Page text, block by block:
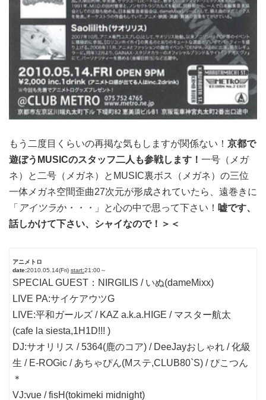
もう二度目くらいの再掲な気もしますが関係ない！ 京都で
遊ぼうMUSICのスタッフ二人も参戦します！ 一号（メガ
ネ）と二号（メガネ）とMUSIC裏ボス（メガネ）の三位
一体メガネ空間歪曲27次元が形成されていたら、遠巻きに
「 アイツラか・・・ 」と心の中で思って下さい！ 嘘です、
話しかけて下さい、シャイなので！＞＜
アニメトロ
date:2010.05.14(Fri) start:21:00～
SPECIAL GUEST：NIRGILIS / いぬ(dameMixx)
LIVE PA:サイケアウツG
LIVE:平和ガールズ / KAZ a.k.a.HIGE / マスター航太
(cafe la siesta,1H1D!!! )
DJ:サオリリス / 5364(鹿のコア) / DeeJayおしゃれ / 化級
生 / E-ROGic / あちゃぴん(Mステ,CLUB80`S) / ぴこつん
＊
VJ:vue / fisH(tokimeki midnight)